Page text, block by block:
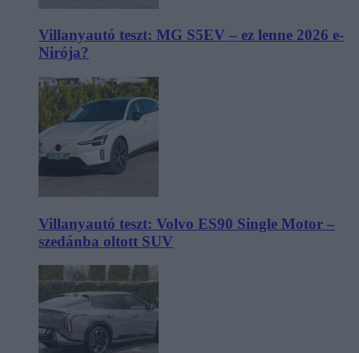
Villanyautó teszt: MG S5EV – ez lenne 2026 e-
Nirója?
Villanyautó teszt: Volvo ES90 Single Motor –
szedánba oltott SUV